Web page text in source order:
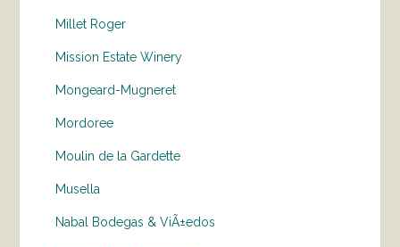
Millet Roger
Mission Estate Winery
Mongeard-Mugneret
Mordoree
Moulin de la Gardette
Musella
Nabal Bodegas & ViÃ±edos